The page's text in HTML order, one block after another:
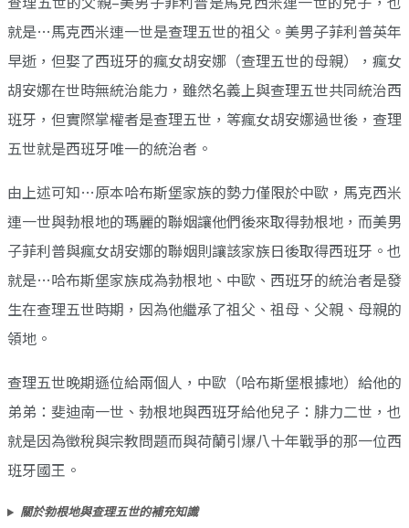
就是…馬克西米連一世是查理五世的祖父。美男子菲利普英年
早逝，但娶了西班牙的瘋女胡安娜（查理五世的母親），瘋女
胡安娜在世時無統治能力，雖然名義上與查理五世共同統治西
班牙，但實際掌權者是查理五世，等瘋女胡安娜過世後，查理
五世就是西班牙唯一的統治者。
由上述可知…原本哈布斯堡家族的勢力僅限於中歐，馬克西米
連一世與勃根地的瑪麗的聯姻讓他們後來取得勃根地，而美男
子菲利普與瘋女胡安娜的聯姻則讓該家族日後取得西班牙。也
就是…哈布斯堡家族成為勃根地、中歐、西班牙的統治者是發
生在查理五世時期，因為他繼承了祖父、祖母、父親、母親的
領地。
查理五世晚期遜位給兩個人，中歐（哈布斯堡根據地）給他的
弟弟：斐迪南一世、勃根地與西班牙給他兒子：腓力二世，也
就是因為徵稅與宗教問題而與荷蘭引爆八十年戰爭的那一位西
班牙國王。
關於勃根地與查理五世的補充知識